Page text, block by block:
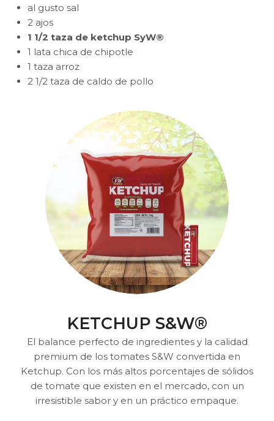
al gusto sal
2 ajos
1 1/2 taza de ketchup SyW®
1 lata chica de chipotle
1 taza arroz
2 1/2 taza de caldo de pollo
KETCHUP S&W®
El balance perfecto de ingredientes y la calidad
premium de los tomates S&W convertida en
Ketchup. Con los más altos porcentajes de sólidos
de tomate que existen en el mercado, con un
irresistible sabor y en un práctico empaque.